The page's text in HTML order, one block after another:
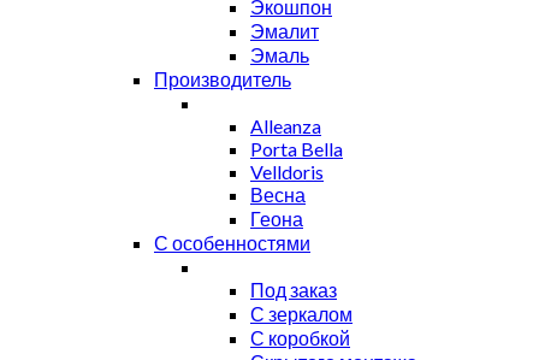
Экошпон
Эмалит
Эмаль
Производитель
Alleanza
Porta Bella
Velldoris
Весна
Геона
С особенностями
Под заказ
С зеркалом
С коробкой